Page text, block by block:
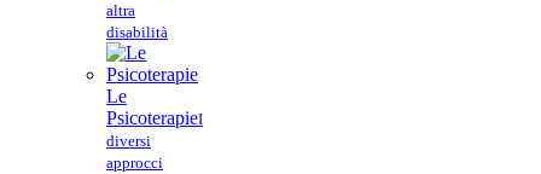
altra
disabilità
Le
PsicoterapieI
diversi
approcci